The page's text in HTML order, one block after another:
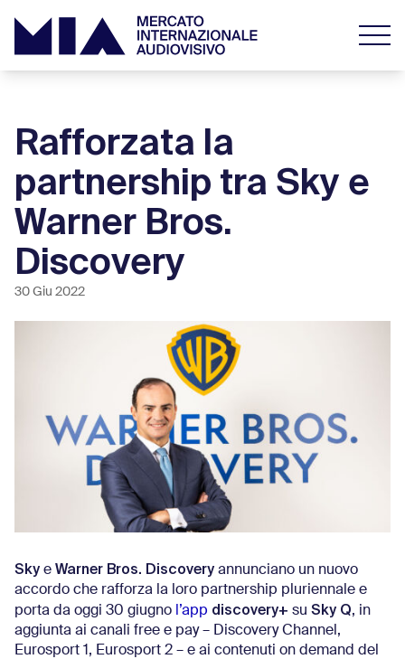
Rafforzata la
partnership tra Sky e
Warner Bros.
Discovery
30 Giu 2022
Sky e Warner Bros. Discovery annunciano un nuovo
accordo che rafforza la loro partnership pluriennale e
porta da oggi 30 giugno l’app discovery+ su Sky Q, in
aggiunta ai canali free e pay – Discovery Channel,
Eurosport 1, Eurosport 2 – e ai contenuti on demand del